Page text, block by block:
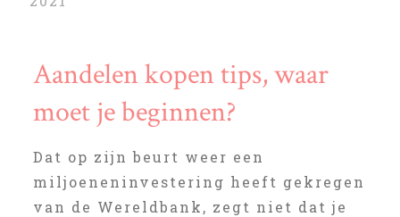
Aandelen kopen tips, waar
moet je beginnen?
Dat op zijn beurt weer een
miljoeneninvestering heeft gekregen
van de Wereldbank, zegt niet dat je